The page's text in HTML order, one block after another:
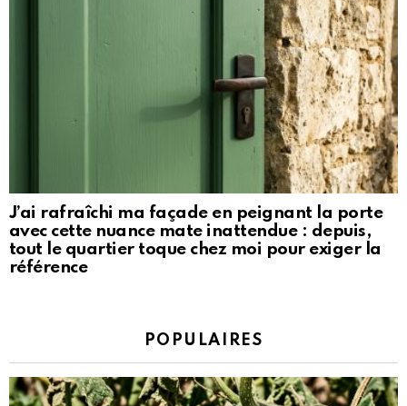
J’ai rafraîchi ma façade en peignant la porte
avec cette nuance mate inattendue : depuis,
tout le quartier toque chez moi pour exiger la
référence
POPULAIRES